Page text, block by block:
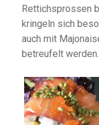
Rettichsprossen
kringeln sich
auch mit
betreufelt werden.